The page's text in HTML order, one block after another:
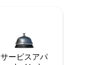
サービスアパ